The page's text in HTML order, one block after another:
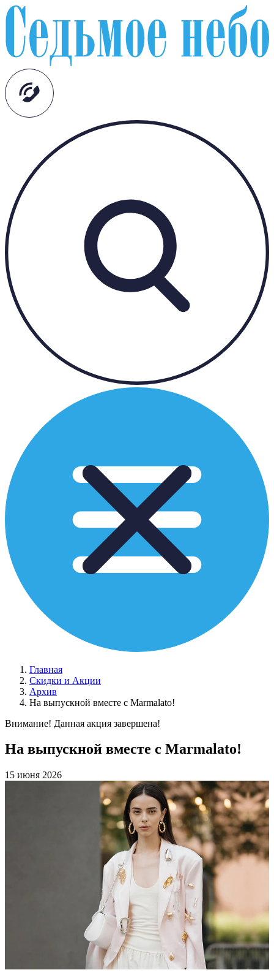
Главная
Скидки и Акции
Архив
На выпускной вместе с Marmalato!
Внимание! Данная акция завершена!
На выпускной вместе с Marmalato!
15 июня 2026